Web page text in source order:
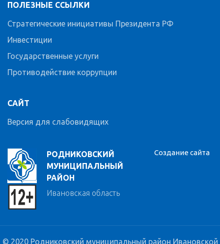
РОДНИКОВСКИЙ
МУНИЦИПАЛЬНЫЙ
РАЙОН
Ивановская область
ПОЛЕЗНЫЕ ССЫЛКИ
Стратегические инициативы Президента РФ
Инвестиции
Государственные услуги
Противодействие коррупции
САЙТ
Версия для слабовидящих
Создание сайта
© 2020 Родниковский муниципальный район Ивановской